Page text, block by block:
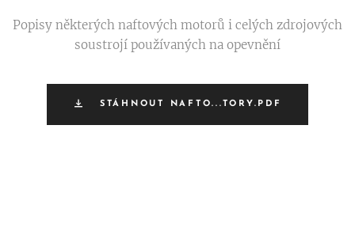
Popisy některých naftových motorů i celých zdrojových
soustrojí používaných na opevnění
STÁHNOUT NAFTO...TORY.PDF